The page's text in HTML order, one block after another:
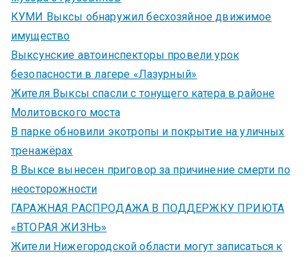
КУМИ Выксы обнаружил бесхозяйное движимое
имущество
Выксунские автоинспекторы провели урок
безопасности в лагере «Лазурный»
Жителя Выксы спасли с тонущего катера в районе
Молитовского моста
В парке обновили экотропы и покрытие на уличных
тренажёрах
В Выксе вынесен приговор за причинение смерти по
неосторожности
ГАРАЖНАЯ РАСПРОДАЖА В ПОДДЕРЖКУ ПРИЮТА
«ВТОРАЯ ЖИЗНЬ»
Жители Нижегородской области могут записаться к